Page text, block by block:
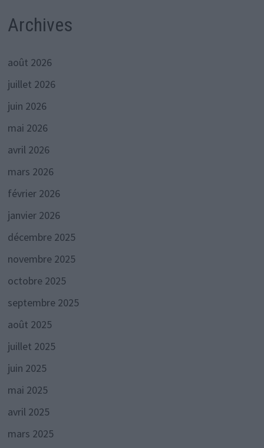
Archives
août 2026
juillet 2026
juin 2026
mai 2026
avril 2026
mars 2026
février 2026
janvier 2026
décembre 2025
novembre 2025
octobre 2025
septembre 2025
août 2025
juillet 2025
juin 2025
mai 2025
avril 2025
mars 2025